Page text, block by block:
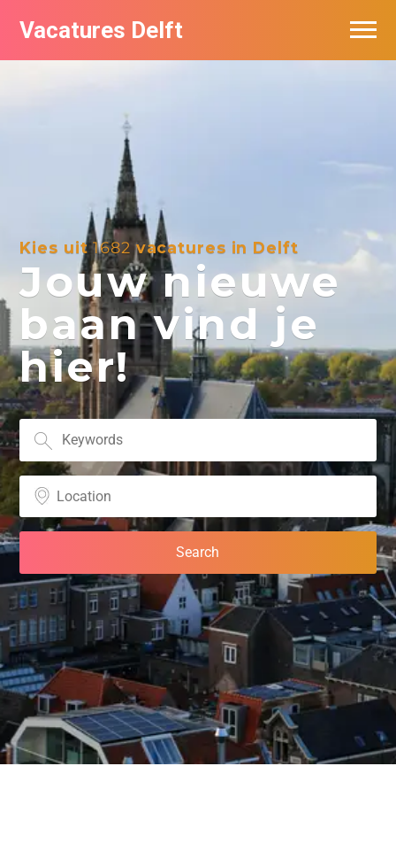
Vacatures Delft
Kies uit1682 vacatures in Delft
Jouw nieuwe
baan vind je
hier!
Vacatures per bedrijf in Delft